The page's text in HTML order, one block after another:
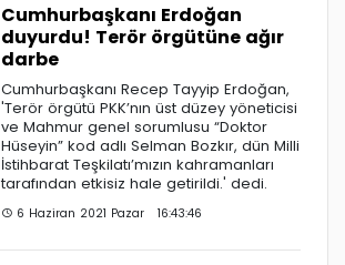
Cumhurbaşkanı Erdoğan
duyurdu! Terör örgütüne ağır
darbe
Cumhurbaşkanı Recep Tayyip Erdoğan,
'Terör örgütü PKK’nın üst düzey yöneticisi
ve Mahmur genel sorumlusu “Doktor
Hüseyin” kod adlı Selman Bozkır, dün Milli
İstihbarat Teşkilatı’mızın kahramanları
tarafından etkisiz hale getirildi.' dedi.
6 Haziran 2021 Pazar 16:43:46